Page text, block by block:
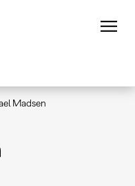
Madsen